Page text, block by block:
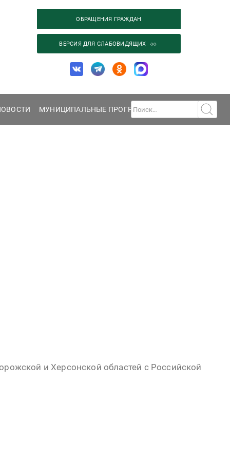
ОБРАЩЕНИЯ ГРАЖДАН
ВЕРСИЯ ДЛЯ СЛАБОВИДЯЩИХ
МУНИЦИПАЛЬНЫЕ ПРОГРАММЫ
и Херсонской областей с Российской